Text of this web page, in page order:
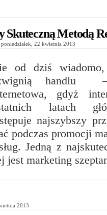
Skuteczną Metodą
22 kwietnia 2013
od dziś
handlu –
gdyż
latach
najszybszy
podczas promocji
Jedną z
jest marketing
2013